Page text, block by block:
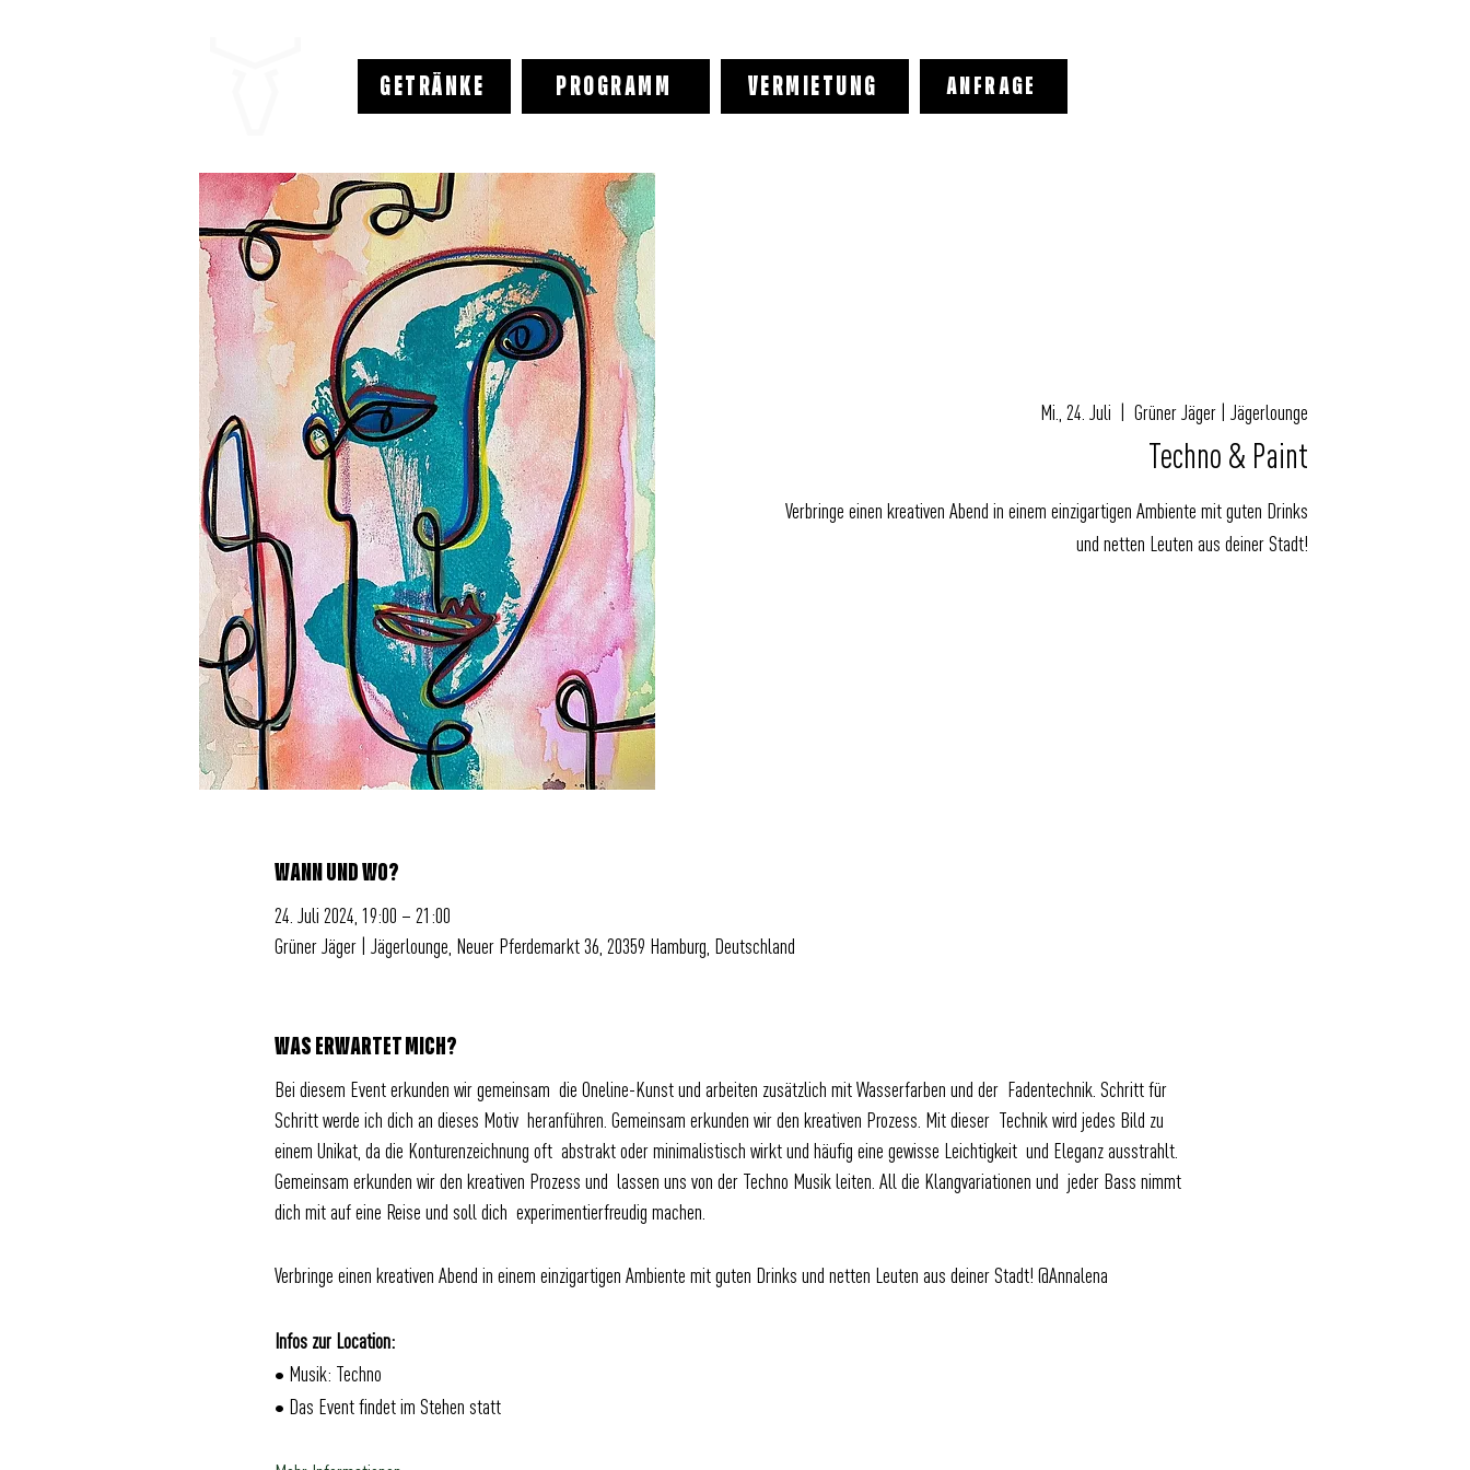
GETRÄNKE PROGRAMM VERMIETUNG ANFRAGE
Mi., 24. Juli Grüner Jäger | Jägerlounge
Techno & Paint
Verbringe einen kreativen Abend in einem einzigartigen Ambiente mit guten Drinks
und netten Leuten aus deiner Stadt!
WANN UND WO?
24. Juli 2024, 19:00 – 21:00
Grüner Jäger | Jägerlounge, Neuer Pferdemarkt 36, 20359 Hamburg, Deutschland
WAS ERWARTET MICH?
Bei diesem Event erkunden wir gemeinsam die Oneline-Kunst und arbeiten zusätzlich mit Wasserfarben und der Fadentechnik. Schritt für
Schritt werde ich dich an dieses Motiv heranführen. Gemeinsam erkunden wir den kreativen Prozess. Mit dieser Technik wird jedes Bild zu
einem Unikat, da die Konturenzeichnung oft abstrakt oder minimalistisch wirkt und häufig eine gewisse Leichtigkeit und Eleganz ausstrahlt.
Gemeinsam erkunden wir den kreativen Prozess und lassen uns von der Techno Musik leiten. All die Klangvariationen und jeder Bass nimmt
dich mit auf eine Reise und soll dich experimentierfreudig machen.
Verbringe einen kreativen Abend in einem einzigartigen Ambiente mit guten Drinks und netten Leuten aus deiner Stadt! @Annalena
Infos zur Location:
• Musik: Techno
• Das Event findet im Stehen statt